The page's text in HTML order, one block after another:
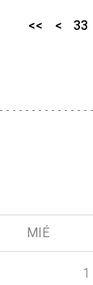
<< < 33
MIÉ
1